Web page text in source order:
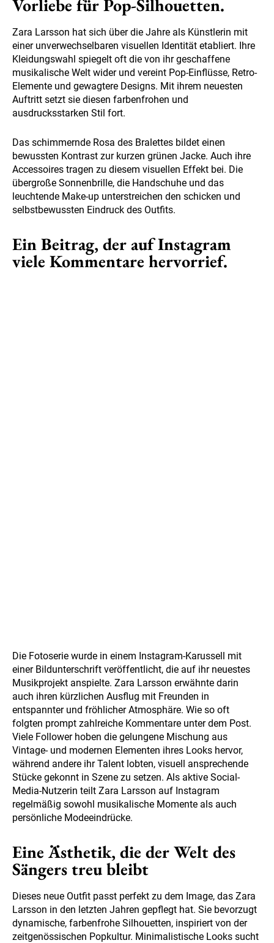
Vorliebe für Pop-Silhouetten.
Zara Larsson hat sich über die Jahre als Künstlerin mit
einer unverwechselbaren visuellen Identität etabliert. Ihre
Kleidungswahl spiegelt oft die von ihr geschaffene
musikalische Welt wider und vereint Pop-Einflüsse, Retro-
Elemente und gewagtere Designs. Mit ihrem neuesten
Auftritt setzt sie diesen farbenfrohen und
ausdrucksstarken Stil fort.
Das schimmernde Rosa des Bralettes bildet einen
bewussten Kontrast zur kurzen grünen Jacke. Auch ihre
Accessoires tragen zu diesem visuellen Effekt bei. Die
übergroße Sonnenbrille, die Handschuhe und das
leuchtende Make-up unterstreichen den schicken und
selbstbewussten Eindruck des Outfits.
Ein Beitrag, der auf Instagram
viele Kommentare hervorrief.
Die Fotoserie wurde in einem Instagram-Karussell mit
einer Bildunterschrift veröffentlicht, die auf ihr neuestes
Musikprojekt anspielte. Zara Larsson erwähnte darin
auch ihren kürzlichen Ausflug mit Freunden in
entspannter und fröhlicher Atmosphäre. Wie so oft
folgten prompt zahlreiche Kommentare unter dem Post.
Viele Follower hoben die gelungene Mischung aus
Vintage- und modernen Elementen ihres Looks hervor,
während andere ihr Talent lobten, visuell ansprechende
Stücke gekonnt in Szene zu setzen. Als aktive Social-
Media-Nutzerin teilt Zara Larsson auf Instagram
regelmäßig sowohl musikalische Momente als auch
persönliche Modeeindrücke.
Eine Ästhetik, die der Welt des
Sängers treu bleibt
Dieses neue Outfit passt perfekt zu dem Image, das Zara
Larsson in den letzten Jahren gepflegt hat. Sie bevorzugt
dynamische, farbenfrohe Silhouetten, inspiriert von der
zeitgenössischen Popkultur. Minimalistische Looks sucht